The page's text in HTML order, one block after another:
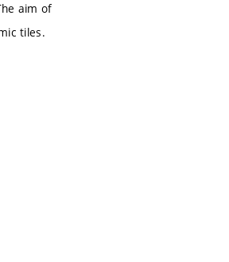
aim of
tiles.